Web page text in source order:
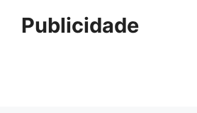
Publicidade